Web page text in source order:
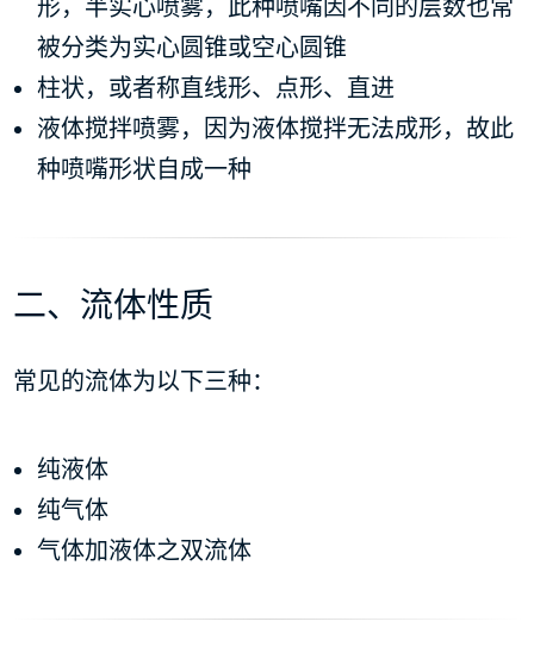
形，半实心喷雾，此种喷嘴因不同的层数也常
被分类为实心圆锥或空心圆锥
柱状，或者称直线形、点形、直进
液体搅拌喷雾，因为液体搅拌无法成形，故此
种喷嘴形状自成一种
二、流体性质
常见的流体为以下三种：
纯液体
纯气体
气体加液体之双流体